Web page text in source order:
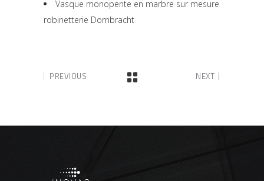
Vasque monopente en marbre sur mesure
robinetterie Dornbracht
PREVIOUS NEXT